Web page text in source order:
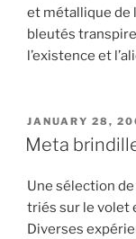
et métallique de
bleutés
l’existence et
POSTED
ON
JANUARY 28,
Meta
Une sélection
triés sur le volet
Diverses